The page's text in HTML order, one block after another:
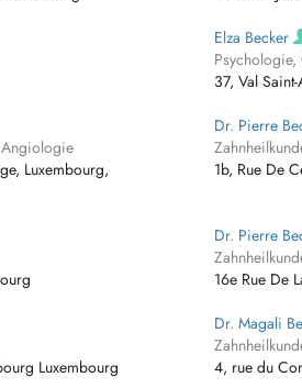
Elza Becker
37, Val
Luxembourg,
Dr. Pierre
1b, Rue De
Dr. Pierre
16e Rue De
Luxembourg
Dr. Magali
4, rue du